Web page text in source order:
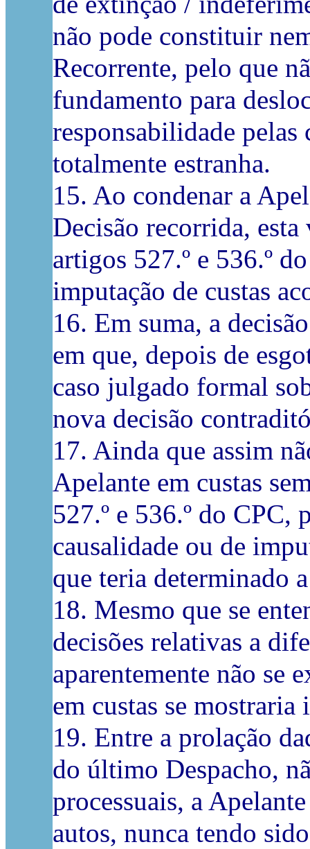
não pode constituir
Recorrente, pelo que
fundamento para
responsabilidade pelas
totalmente estranha.
15. Ao condenar a
Decisão recorrida,
artigos 527.º e 536.º
imputação de custas
16. Em suma, a
em que, depois de
caso julgado formal
nova decisão
17. Ainda que assim
Apelante em custas
527.º e 536.º do CPC,
causalidade ou de
que teria determinado
18. Mesmo que se
decisões relativas a
aparentemente não se
em custas se
19. Entre a prolação
do último Despacho,
processuais, a
autos, nunca tendo